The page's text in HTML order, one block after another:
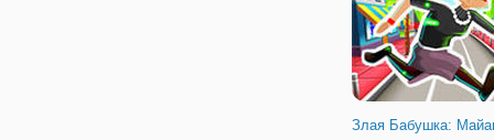
Злая Бабушка: